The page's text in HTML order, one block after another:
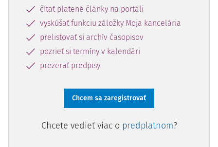
čítať platené články na portáli
vyskúšať funkciu záložky Moja kancelária
prelistovať si archív časopisov
pozrieť si termíny v kalendári
prezerať predpisy
Chcem sa zaregistrovať
Chcete vedieť viac o predplatnom?